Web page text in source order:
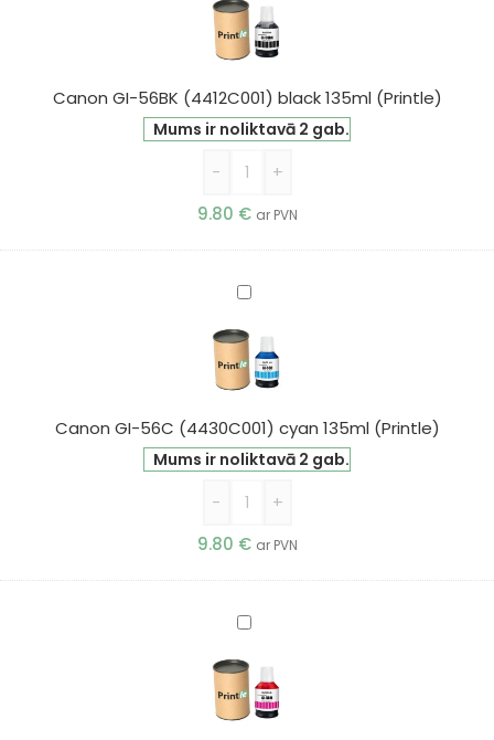
56BK
(4412C001)
black
135ml
(Printle)
Canon GI-56BK (4412C001) black 135ml (Printle)
Mums ir noliktavā 2 gab.
-
+
9.80 € ar PVN
Canon
56C
(4430C001)
cyan
135ml
(Printle)
Canon GI-56C (4430C001) cyan 135ml (Printle)
Mums ir noliktavā 2 gab.
-
+
9.80 € ar PVN
Canon
56M
(4431C001)
magenta